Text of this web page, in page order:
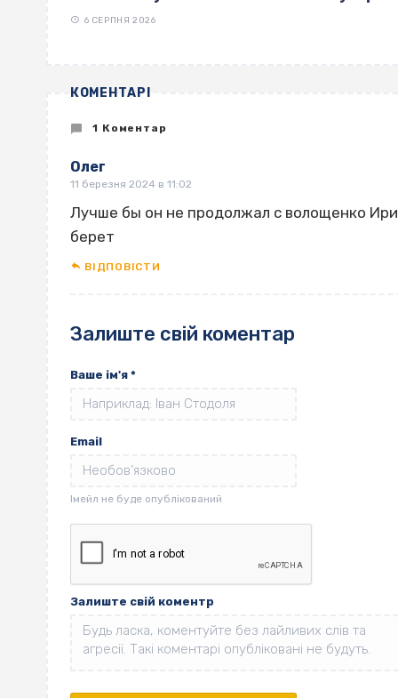
6 СЕРПНЯ 2026
КОМЕНТАРІ
1 Коментар
Олег
11 березня 2024 в 11:02
Лучше бы он не продолжал с волощенко
берет
ВІДПОВІCТИ
Залиште свій коментар
Ваше ім'я *
Email
Залиште свій коментр